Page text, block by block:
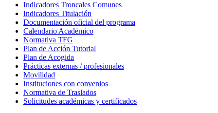
Indicadores Troncales Comunes
Indicadores Titulación
Documentación oficial del programa
Calendario Académico
Normativa TFG
Plan de Acción Tutorial
Plan de Acogida
Prácticas externas / profesionales
Movilidad
Instituciones con convenios
Normativa de Traslados
Solicitudes académicas y certificados